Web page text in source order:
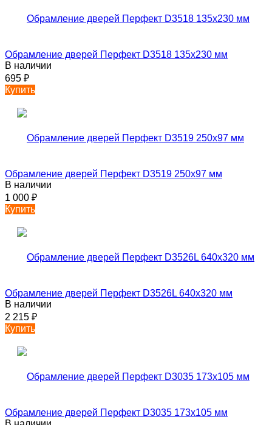
Обрамление дверей Перфект D3518 135х230 мм
В наличии
695 ₽
Купить
Обрамление дверей Перфект D3519 250х97 мм
В наличии
1 000 ₽
Купить
Обрамление дверей Перфект D3526L 640х320 мм
В наличии
2 215 ₽
Купить
Обрамление дверей Перфект D3035 173х105 мм